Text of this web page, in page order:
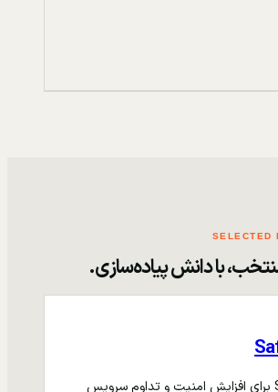
با دانش پیاده‌سازی.
SafeMailer برای افزایش امنیت و تداوم سرویس